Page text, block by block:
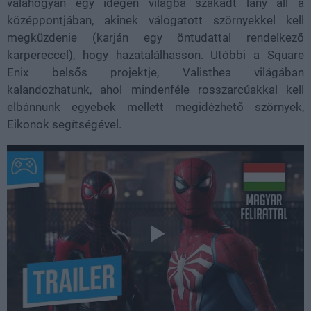
középpontjában, akinek válogatott szörnyekkel kell
megküzdenie (karján egy öntudattal rendelkező
karpereccel), hogy hazatalálhasson. Utóbbi a Square
Enix belsős projektje, Valisthea világában
kalandozhatunk, ahol mindenféle rosszarcúakkal kell
elbánnunk egyebek mellett megidézhető szörnyek,
Eikonok segítségével.